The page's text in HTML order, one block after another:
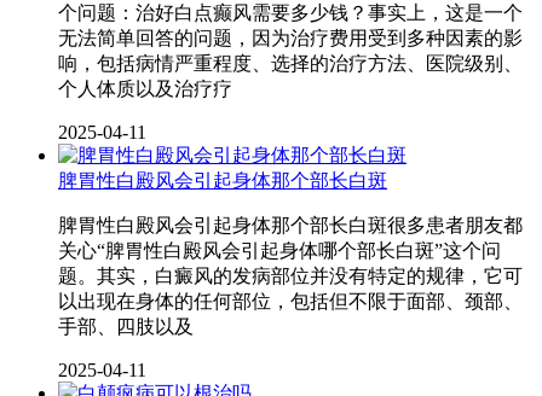
个问题：治好白点癫风需要多少钱？事实上，这是一个
无法简单回答的问题，因为治疗费用受到多种因素的影
响，包括病情严重程度、选择的治疗方法、医院级别、
个人体质以及治疗疗
2025-04-11
脾胃性白殿风会引起身体那个部长白斑
脾胃性白殿风会引起身体那个部长白斑很多患者朋友都
关心“脾胃性白殿风会引起身体哪个部长白斑”这个问
题。其实，白癜风的发病部位并没有特定的规律，它可
以出现在身体的任何部位，包括但不限于面部、颈部、
手部、四肢以及
2025-04-11